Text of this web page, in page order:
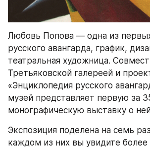
Любовь Попова — одна из
русского авангарда, график,
театральная художница.
Третьяковской галереей и
«Энциклопедия русского
музей представляет первую за
монографическую выставку о
Экспозиция поделена на семь
каждом из них вы увидите более